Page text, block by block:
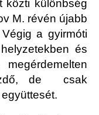
közti különbség
M. révén újabb
a gyirmóti
és
de csak